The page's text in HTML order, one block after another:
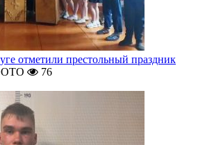
отметили престольный праздник
76